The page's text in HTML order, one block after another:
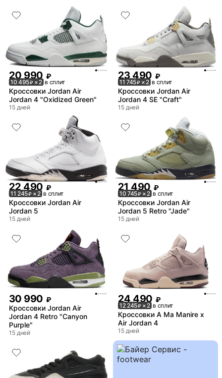
20 990 ₽
10 495₽ × 2 в сплит
Кроссовки Jordan Air
Jordan 4 "Oxidized Green"
15 дней
23 490 ₽
11 745₽ × 2 в сплит
Кроссовки Jordan Air
Jordan 4 SE "Craft"
15 дней
22 490 ₽
11 245₽ × 2 в сплит
Кроссовки Jordan Air
Jordan 5
15 дней
21 490 ₽
10 745₽ × 2 в сплит
Кроссовки Jordan Air
Jordan 5 Retro "Jade"
15 дней
30 990 ₽
Кроссовки Jordan Air
Jordan 4 Retro "Canyon
Purple"
15 дней
24 490 ₽
12 245₽ × 2 в сплит
Кроссовки A Ma Manire x
Air Jordan 4
15 дней